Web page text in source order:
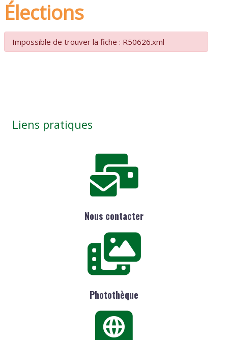
Élections
Impossible de trouver la fiche : R50626.xml
Liens pratiques
Nous contacter
Photothèque